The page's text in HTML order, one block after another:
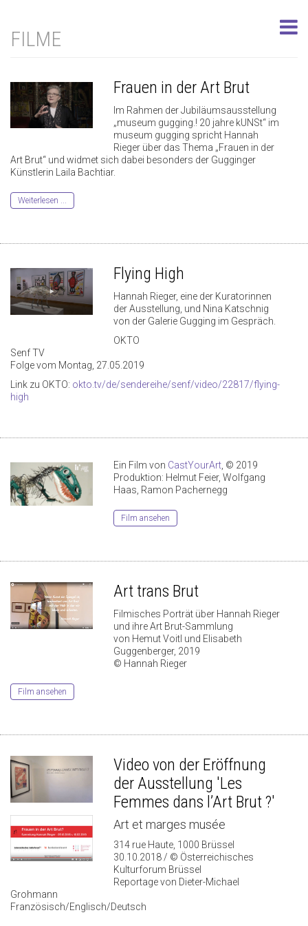
FILME
Frauen in der Art Brut
Im Rahmen der Jubiläumsausstellung
„museum gugging.! 20 jahre kUNSt“ im
museum gugging spricht Hannah
Rieger über das Thema „Frauen in der
Art Brut“ und widmet sich dabei besonders der Gugginger
Künstlerin Laila Bachtiar.
Weiterlesen ...
Flying High
Hannah Rieger, eine der Kuratorinnen
der Ausstellung, und Nina Katschnig
von der Galerie Gugging im Gespräch.
OKTO
Senf TV
Folge vom Montag, 27.05.2019
Link zu OKTO: okto.tv/de/sendereihe/senf/video/22817/flying-
high
Ein Film von CastYourArt , © 2019
Produktion: Helmut Feier, Wolfgang
Haas, Ramon Pachernegg
Film ansehen
Art trans Brut
Filmisches Porträt über Hannah Rieger
und ihre Art Brut-Sammlung
von Hemut Voitl und Elisabeth
Guggenberger, 2019
© Hannah Rieger
Film ansehen
Video von der Eröffnung
der Ausstellung 'Les
Femmes dans l’Art Brut ?'
Art et marges musée
314 rue Haute, 1000 Brüssel
30.10.2018 / © Österreichisches
Kulturforum Brüssel
Reportage von Dieter-Michael
Grohmann
Französisch/Englisch/Deutsch